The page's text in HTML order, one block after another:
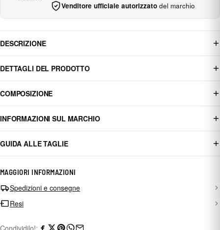
Venditore ufficiale autorizzatodel marchio
DESCRIZIONE
DETTAGLI DEL PRODOTTO
COMPOSIZIONE
INFORMAZIONI SUL MARCHIO
GUIDA ALLE TAGLIE
MAGGIORI INFORMAZIONI
Spedizioni e consegne
Resi
Condividilo!: